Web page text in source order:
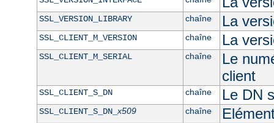
SSL_VERSION_LIBRARY chaîne La
SSL_CLIENT_M_VERSION chaîne La
SSL_CLIENT_M_SERIAL chaîne
Le
client
SSL_CLIENT_S_DN chaîne Le DN
SSL_CLIENT_S_DN_x509 chaîne